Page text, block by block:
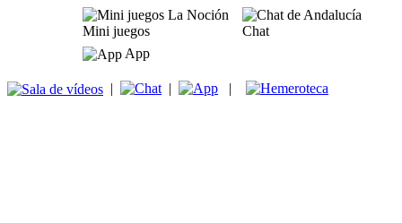
Mini juegos
Chat
App
| | |